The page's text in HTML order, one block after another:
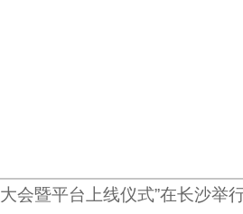
会暨平台上线仪式”在长沙举